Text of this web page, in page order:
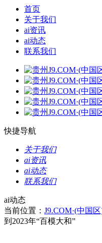
首页
关于我们
ai资讯
ai动态
联系我们
快捷导航
关于我们
ai资讯
ai动态
联系我们
ai动态
当前位置： J9.COM·(中国
到2023年“百模大和”